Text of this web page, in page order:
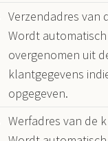
Verzendadres van
Wordt automatisch
overgenomen uit
klantgegevens
opgegeven.
Werfadres van de